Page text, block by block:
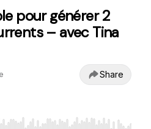
pour générer 2
– avec Tina
Share